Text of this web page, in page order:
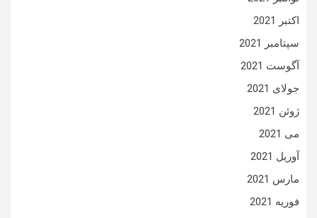
اکتبر 2021
سپتامبر 2021
آگوست 2021
جولای 2021
ژوئن 2021
می 2021
آوریل 2021
مارس 2021
فوریه 2021